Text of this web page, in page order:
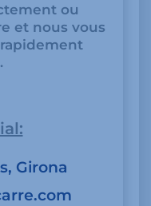
ou
et nous vous
Girona